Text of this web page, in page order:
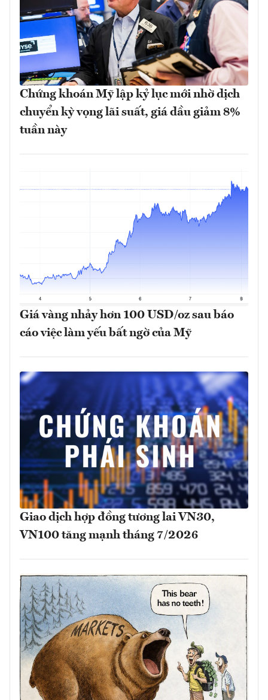
Chứng khoán Mỹ lập kỷ lục mới nhờ dịch
chuyển kỳ vọng lãi suất, giá dầu giảm 8%
tuần này
Giá vàng nhảy hơn 100 USD/oz sau báo
cáo việc làm yếu bất ngờ của Mỹ
Giao dịch hợp đồng tương lai VN30,
VN100 tăng mạnh tháng 7/2026